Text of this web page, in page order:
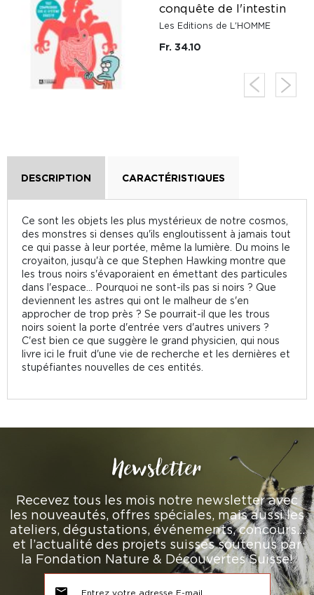
conquête de l'intestin
Les Editions de L'HOMME
Fr. 34.10
DESCRIPTION CARACTÉRISTIQUES
Ce sont les objets les plus mystérieux de notre cosmos,
des monstres si denses qu'ils engloutissent à jamais tout
ce qui passe à leur portée, même la lumière. Du moins le
croyaiton, jusqu'à ce que Stephen Hawking montre que
les trous noirs s'évaporaient en émettant des particules
dans l'espace... Pourquoi ne sont-ils pas si noirs ? Que
deviennent les astres qui ont le malheur de s'en
approcher de trop près ? Se pourrait-il que les trous
noirs soient la porte d'entrée vers d'autres univers ?
C'est bien ce que suggère le grand physicien, qui nous
livre ici le fruit d'une vie de recherche et les dernières et
stupéfiantes nouvelles de ces entités.
Newsletter
Recevez tous les mois notre newsletter avec
les nouveautés, offres spéciales, mais aussi les
ateliers, dégustations, événements, concours…
et l’actualité des projets suisses soutenus par
la Fondation Nature & Découvertes Suisse!